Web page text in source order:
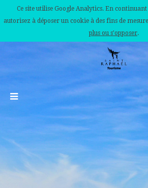
Ce site utilise Google Analytics. En
autorisez à déposer un cookie à des fins de
plus ou s'opposer.